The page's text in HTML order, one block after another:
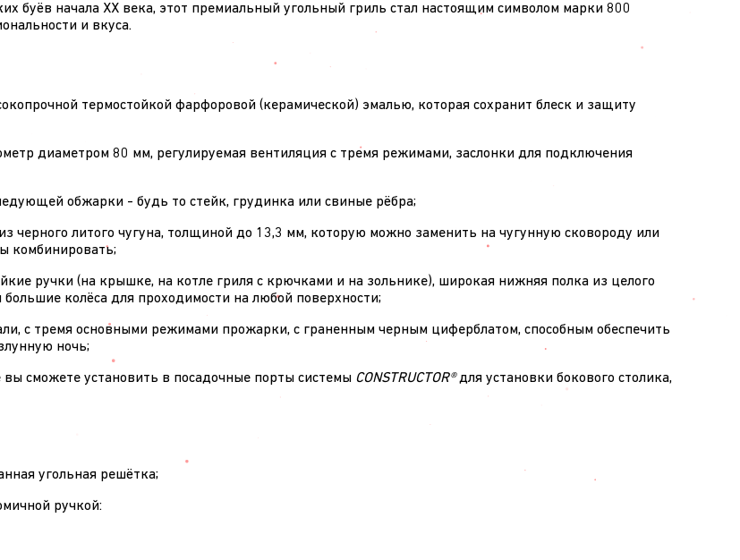
буёв начала XX века, этот премиальный угольный гриль стал настоящим символом марки 800
и вкуса.
термостойкой фарфоровой (керамической) эмалью, которая сохранит блеск и защиту
диаметром 80 мм, регулируемая вентиляция с тремя режимами, заслонки для подключения
обжарки - будь то стейк, грудинка или свиные рёбра;
черного литого чугуна, толщиной до 13,3 мм, которую можно заменить на чугунную сковороду или
комбинировать;
ручки (на крышке, на котле гриля с крючками и на зольнике), широкая нижняя полка из целого
колёса для проходимости на любой поверхности;
с тремя основными режимами прожарки, с граненным черным циферблатом, способным обеспечить
ночь;
сможете установить в посадочные порты системы CONSTRUCTOR®для установки бокового столика,
угольная решётка;
ручкой: